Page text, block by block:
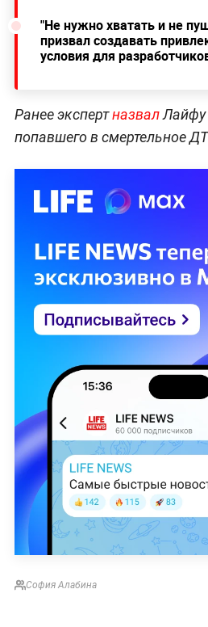
"Не нужно хватать и не
призвал создавать
условия для
Ранее экспертназвалЛайфу
попавшего в смертельное
София Алабина